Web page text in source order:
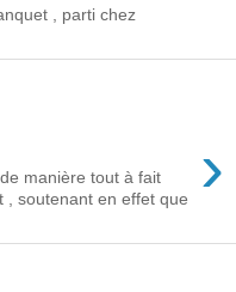
, parti chez
›
manière tout à fait
soutenant en effet que